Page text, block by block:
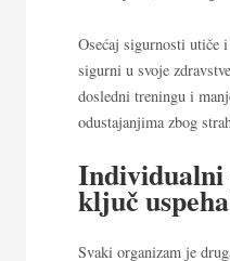
Osećaj sigurnosti
sigurni u svoje
dosledni treningu i
odustajanjima zbog
ključ uspeha
Svaki organizam je